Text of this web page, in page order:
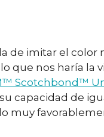
de imitar el color
nos haría la
Scotchbond™
capacidad de
muy